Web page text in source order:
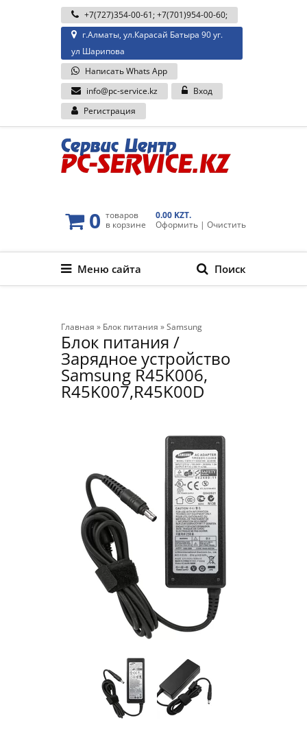
+7(727)354-00-61;+7(701)954-00-60;
г.Алматы, ул.Карасай Батыра 90 уг.
ул Шарипова
Написать Whats App
info@pc-service.kz
Вход
Регистрация
0 товаров
в корзине
0.00 KZT.
Оформить | Очистить
Меню сайта Поиск
Главная » Блок питания »Samsung
Блок питания /
Зарядное устройство
Samsung R45K006,
R45K007,R45K00D